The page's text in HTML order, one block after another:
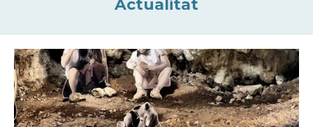
Actualitat